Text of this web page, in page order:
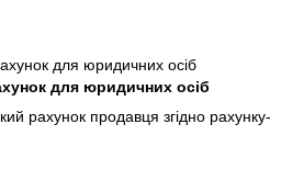
для юридичних осіб
рахунок продавця згідно рахунку-